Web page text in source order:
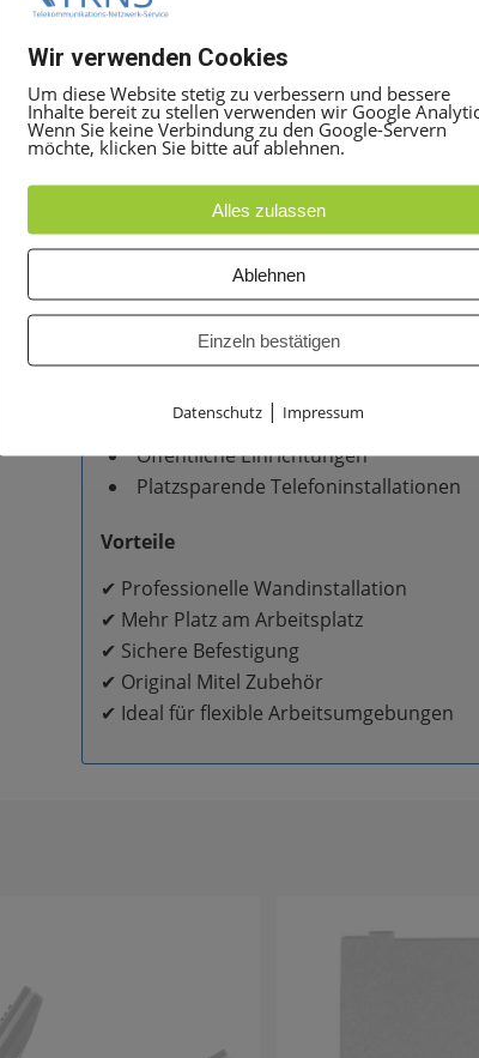
Einsatz: SIP-IP-Telefone & Business-
Kompatibilität
Kompatibel mit zahlreichen Modellen
Mitel 6867i
Mitel 6869i
Mitel 6873i
Einsatzbereiche
Lager & Werkstätten
Öffentliche Einrichtungen
Platzsparende Telefoninstallationen
Vorteile
✔ Professionelle Wandinstallation
✔ Mehr Platz am Arbeitsplatz
✔ Sichere Befestigung
✔ Original Mitel Zubehör
✔ Ideal für flexible Arbeitsumgebungen
Wir verwenden Cookies
Um diese Website stetig zu verbessern und bessere
Inhalte bereit zu stellen verwenden wir Google
Wenn Sie keine Verbindung zu den Google-Servern
möchte, klicken Sie bitte auf ablehnen.
Alles zulassen
Ablehnen
Einzeln bestätigen
Datenschutz | Impressum